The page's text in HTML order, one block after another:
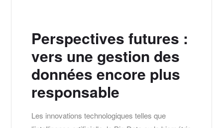
Perspectives futures :
vers une gestion des
données encore plus
responsable
Les innovations technologiques telles que